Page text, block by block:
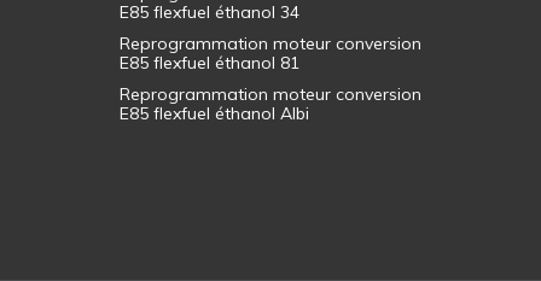
E85 flexfuel éthanol 34
Reprogrammation moteur conversion
E85 flexfuel éthanol 81
Reprogrammation moteur conversion
E85 flexfuel éthanol Albi